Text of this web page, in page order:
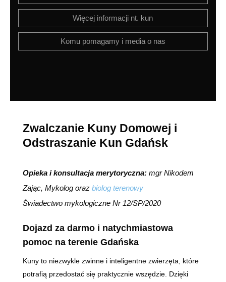
Więcej informacji nt. kun
Komu pomagamy i media o nas
Zwalczanie Kuny Domowej i
Odstraszanie Kun Gdańsk
Opieka i konsultacja merytoryczna:mgr Nikodem
Zając, Mykolog oraz biolog terenowy
Świadectwo mykologiczne Nr 12/SP/2020
Dojazd za darmo i natychmiastowa
pomoc na terenie Gdańska
Kuny to niezwykle zwinne i inteligentne zwierzęta, które
potrafią przedostać się praktycznie wszędzie. Dzięki